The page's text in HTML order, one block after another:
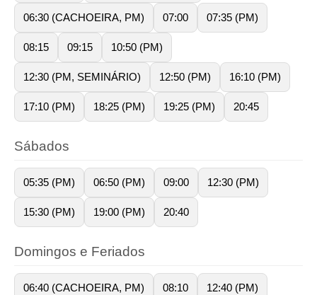
06:30 (CACHOEIRA, PM) 07:00 07:35 (PM)
08:15 09:15 10:50 (PM)
12:30 (PM, SEMINÁRIO) 12:50 (PM) 16:10 (PM)
17:10 (PM) 18:25 (PM) 19:25 (PM) 20:45
Sábados
05:35 (PM) 06:50 (PM) 09:00 12:30 (PM)
15:30 (PM) 19:00 (PM) 20:40
Domingos e Feriados
06:40 (CACHOEIRA, PM) 08:10 12:40 (PM)